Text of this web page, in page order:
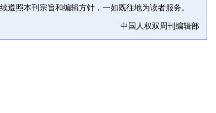
遵照本刊宗旨和编辑方针，一如既往地为读者服务。
中国人权双周刊编辑部